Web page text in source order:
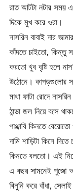
রাত আটটা নটার সময়
দিকে মুখ করে ওরা।
নাসরিন বাবাই দার
কাঁদতে চাইতো, কিন্তু
করতো খুব বৃষ্টি হলে
উঠোনে। কাপড়গুলোর
মাথা ফাটা রোদে
ঠান্ডা জল নিয়ে বসে
পাঞ্জাবি কিনতে
দামি শাড়িটা কিনে
কিনতে বলতো। এই
এ বছর সামনেই পুজো
বিনুনি করে বাঁধা,